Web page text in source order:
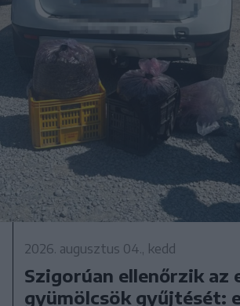
2026. augusztus 04., kedd
Szigorúan ellenőrzik az
gyümölcsök gyűjtését: